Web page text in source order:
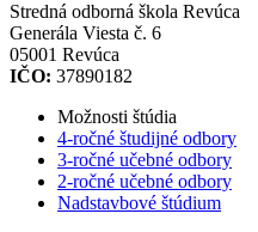
Stredná odborná škola Revúca
Generála Viesta č. 6
05001 Revúca
IČO: 37890182
Možnosti štúdia
4-ročné študijné odbory
3-ročné učebné odbory
2-ročné učebné odbory
Nadstavbové štúdium